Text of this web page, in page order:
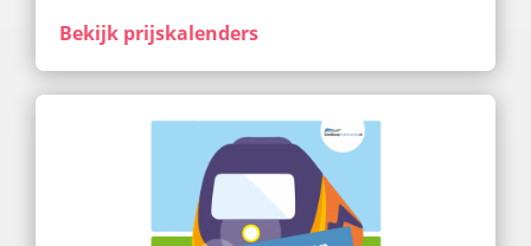
Bekijk prijskalenders